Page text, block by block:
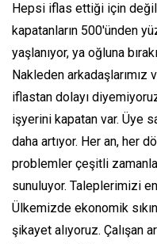
Hepsi iflas ettiği için
kapatanların 500'ünden
yaşlanıyor, ya oğluna
Nakleden arkadaşlarımız
iflastan dolayı
işyerini kapatan var. Üye
daha artıyor. Her an, her
problemler çeşitli
sunuluyor. Taleplerimizi
Ülkemizde ekonomik
şikayet alıyoruz. Çalışan